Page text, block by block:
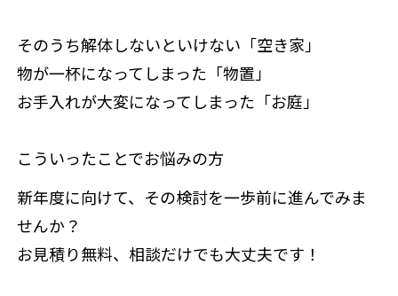
そのうち解体しないといけない「空き家」
物が一杯になってしまった「物置」
お手入れが大変になってしまった「お庭」
こういったことでお悩みの方
新年度に向けて、その検討を一歩前に進んでみま
せんか？
お見積り無料、相談だけでも大丈夫です！